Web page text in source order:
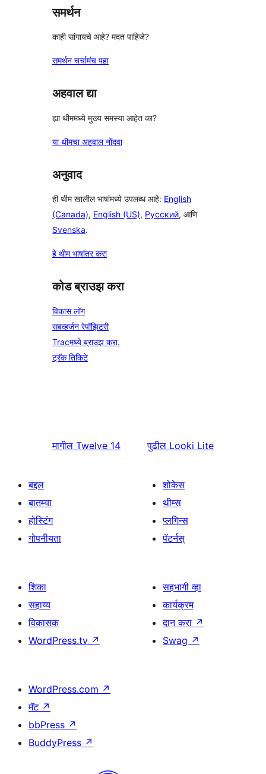
समर्थन
काही सांगायचे आहे? मदत पाहिजे?
समर्थन चर्चामंच पहा
अहवाल द्या
ह्या थीममध्ये मुख्य समस्या आहेत का?
या थीमचा अहवाल नोंदवा
अनुवाद
ही थीम खालील भाषांमध्ये उपलब्ध आहे: English
(Canada), English (US), Русский, आणि
Svenska.
हे थीम भाषांतर करा
कोड ब्राउझ करा
विकास लॉग
सबव्हर्जन रेपॉझिटरी
Tracमध्ये ब्राउझ करा.
ट्रॅक तिकिटे
मागील Twelve 14 पुढील Looki Lite
बद्दल
बातम्या
होस्टिंग
गोपनीयता
शोकेस
थीम्स
प्लगिन्स
पॅटर्नस्
शिका
सहाय्य
विकासक
WordPress.tv ↗
सहभागी व्हा
कार्यक्रम
दान करा ↗
Swag ↗
WordPress.com ↗
मॅट ↗
bbPress ↗
BuddyPress ↗